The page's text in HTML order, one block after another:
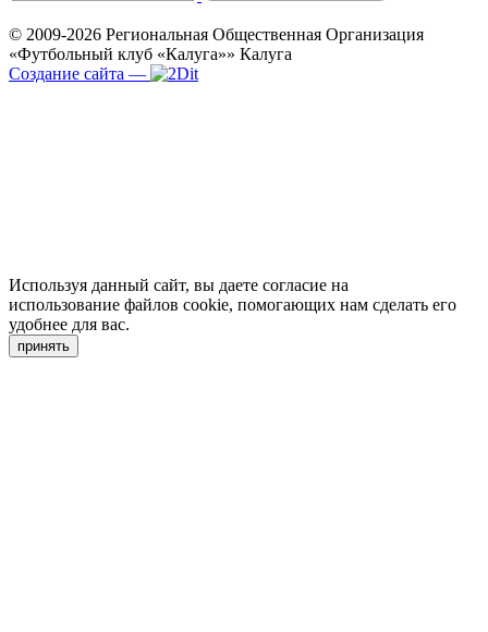
© 2009-2026 Региональная Общественная Организация
«Футбольный клуб «Калуга»» Калуга
Создание сайта —
Используя данный сайт, вы даете согласие на
использование файлов cookie, помогающих нам сделать его
удобнее для вас.
принять